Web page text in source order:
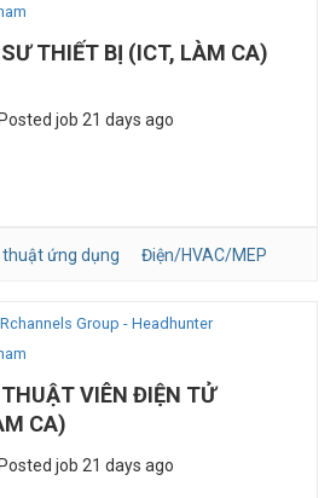
THIẾT BỊ (ICT, LÀM CA)
Posted job 21 days ago
thuật ứng dụng Điện/HVAC/MEP
Group - Headhunter
THUẬT VIÊN ĐIỆN TỬ
CA)
Posted job 21 days ago